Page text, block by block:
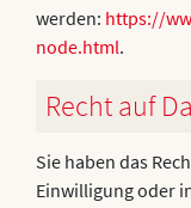
werden: https://
node.html.
Recht auf
Sie haben das
Einwilligung oder